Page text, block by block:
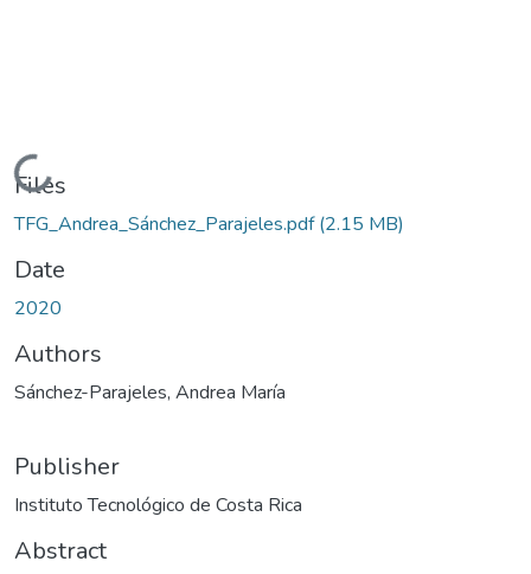
Loading...
Files
TFG_Andrea_Sánchez_Parajeles.pdf(2.15 MB)
Date
2020
Authors
Sánchez-Parajeles, Andrea María
Publisher
Instituto Tecnológico de Costa Rica
Abstract